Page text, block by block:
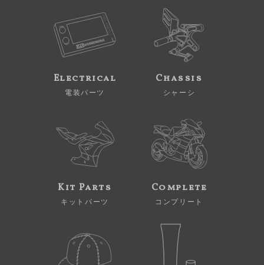
Electrical
電装パーツ
Chassis
シャーシ
Kit Parts
キットパーツ
Complete
コンプリート